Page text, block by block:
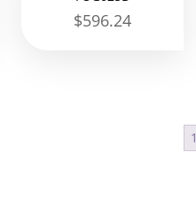
$596.24
1